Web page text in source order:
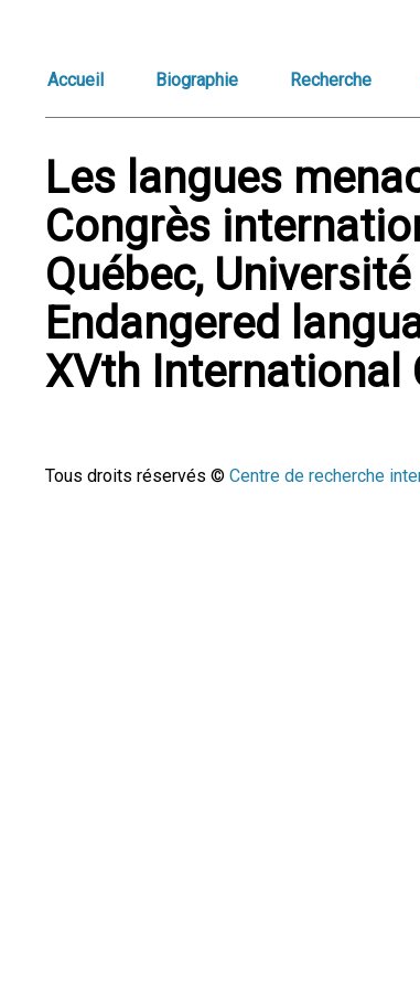
Accueil Biographie Recherche
Les langues
Congrès
Québec,
Endangered
XVth
Tous droits réservés © Centre de recherche